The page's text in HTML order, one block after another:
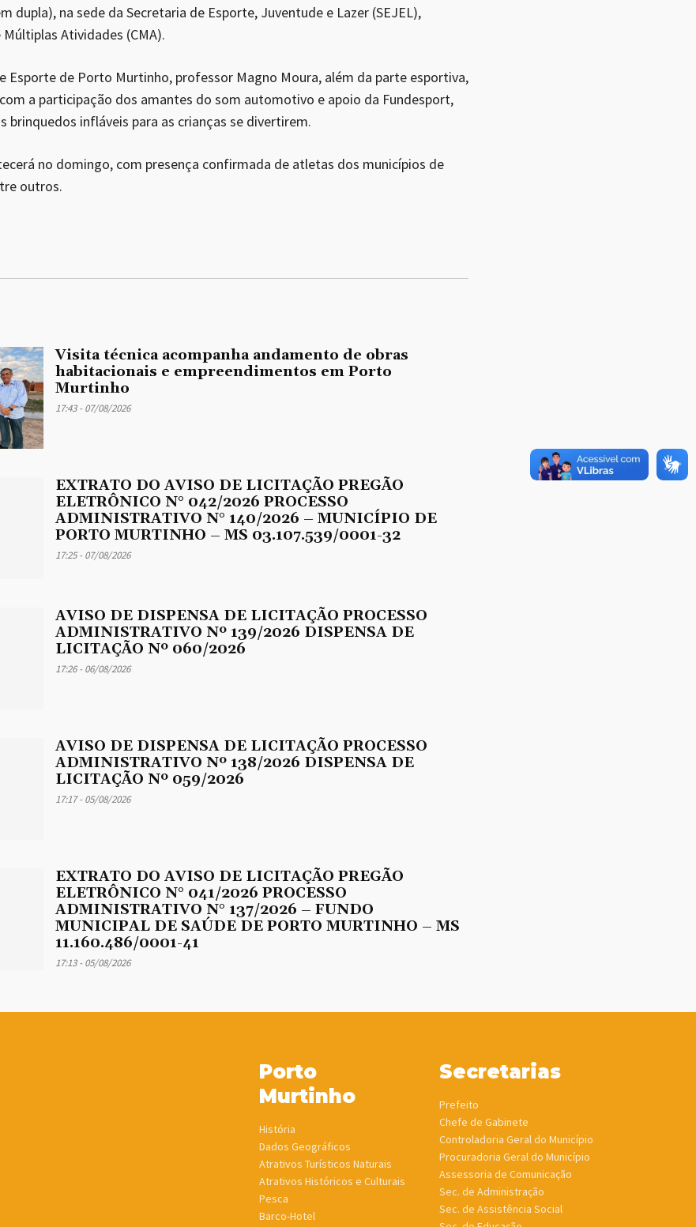
dupla), na sede da Secretaria de Esporte, Juventude e Lazer (SEJEL),
Atividades (CMA).
Esporte de Porto Murtinho, professor Magno Moura, além da parte esportiva,
a participação dos amantes do som automotivo e apoio da Fundesport,
brinquedos infláveis para as crianças se divertirem.
no domingo, com presença confirmada de atletas dos municípios de
outros.
Visita técnica acompanha andamento de obras
habitacionais e empreendimentos em Porto
Murtinho
17:43 - 07/08/2026
EXTRATO DO AVISO DE LICITAÇÃO PREGÃO
ELETRÔNICO N° 042/2026 PROCESSO
ADMINISTRATIVO N° 140/2026 – MUNICÍPIO DE
PORTO MURTINHO – MS 03.107.539/0001-32
17:25 - 07/08/2026
AVISO DE DISPENSA DE LICITAÇÃO PROCESSO
ADMINISTRATIVO Nº 139/2026 DISPENSA DE
LICITAÇÃO Nº 060/2026
17:26 - 06/08/2026
AVISO DE DISPENSA DE LICITAÇÃO PROCESSO
ADMINISTRATIVO Nº 138/2026 DISPENSA DE
LICITAÇÃO Nº 059/2026
17:17 - 05/08/2026
EXTRATO DO AVISO DE LICITAÇÃO PREGÃO
ELETRÔNICO N° 041/2026 PROCESSO
ADMINISTRATIVO N° 137/2026 – FUNDO
MUNICIPAL DE SAÚDE DE PORTO MURTINHO – MS
11.160.486/0001-41
17:13 - 05/08/2026
Porto
Murtinho
História
Dados Geográficos
Atrativos Turísticos Naturais
Atrativos Históricos e Culturais
Pesca
Barco-Hotel
Secretarias
Prefeito
Chefe de Gabinete
Controladoria Geral do Município
Procuradoria Geral do Município
Assessoria de Comunicação
Sec. de Administração
Sec. de Assistência Social